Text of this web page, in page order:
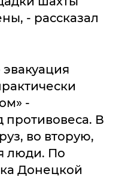
- рассказал
-
противовеса. В
во вторую,
люди. По
Донецкой